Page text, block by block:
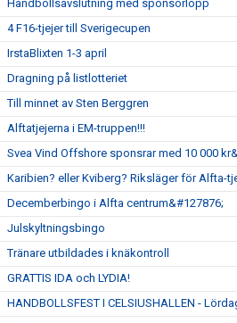
Handbollsavslutning med sponsorlopp
4 F16-tjejer till Sverigecupen
IrstaBlixten 1-3 april
Dragning på listlotteriet
Till minnet av Sten Berggren
Alftatjejerna i EM-truppen!!!
Svea Vind Offshore sponsrar med 10 000
Karibien? eller Kviberg? Riksläger för Alfta-
Decemberbingo i Alfta centrum&#127876;
Julskyltningsbingo
Tränare utbildades i knäkontroll
GRATTIS IDA och LYDIA!
HANDBOLLSFEST I CELSIUSHALLEN -